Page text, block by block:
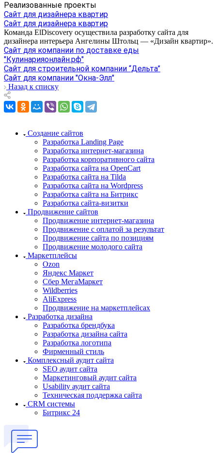
Реализованные проекты
Сайт для дизайнера квартир
Сайт для дизайнера квартир
Команда ElDiscovery осуществила разработку сайта для
дизайнера интерьера Ангелины Штольц — «Дизайн квартир».
Сайт для компании по доставке еды
"Кулинарияонлайн.рф"
Сайт для строительной компании “Дельта”
Cайт для компании "Окна-Элл"
Назад к списку
Создание сайтов
Разработка Landing Page
Разработка интернет-магазина
Разработка корпоративного сайта
Разработка сайта на OpenCart
Разработка сайта на Tilda
Разработка сайта на Wordpress
Разработка сайта на Битрикс
Разработка сайта-визитки
Продвижение сайтов
Продвижение интернет-магазина
Продвижение с оплатой за результат
Продвижение сайта по позициям
Продвижение молодого сайта
Маркетплейсы
Ozon
Яндекс Маркет
Сбер МегаМаркет
Wildberries
AliExpress
Продвижение на маркетплейсах
Разработка дизайна
Разработка брендбука
Разработка дизайна сайта
Разработка логотипа
Фирменный стиль
Комплексный аудит сайта
SEO аудит сайта
Маркетинговый аудит сайта
Usability аудит сайта
Техническая поддержка сайта
CRM системы
Битрикс 24